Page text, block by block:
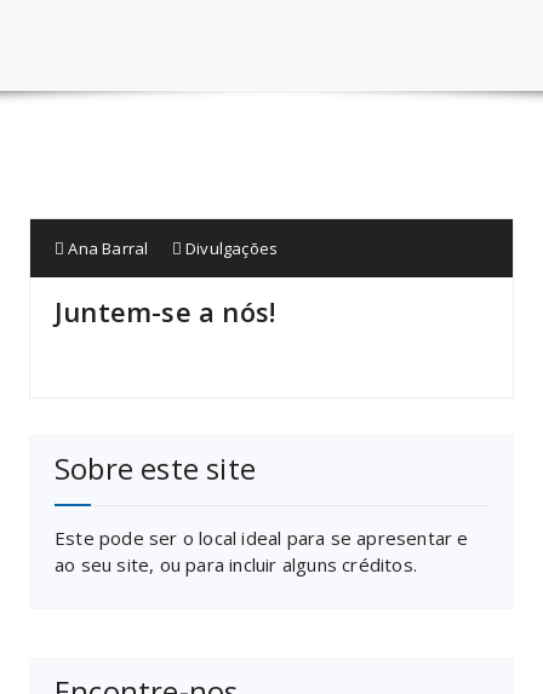
Ana Barral Divulgações
Juntem-se a nós!
Sobre este site
Este pode ser o local ideal para se apresentar e
ao seu site, ou para incluir alguns créditos.